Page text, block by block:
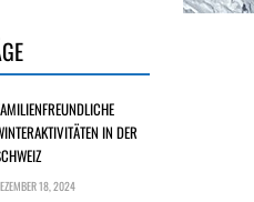
IN DER
18, 2024